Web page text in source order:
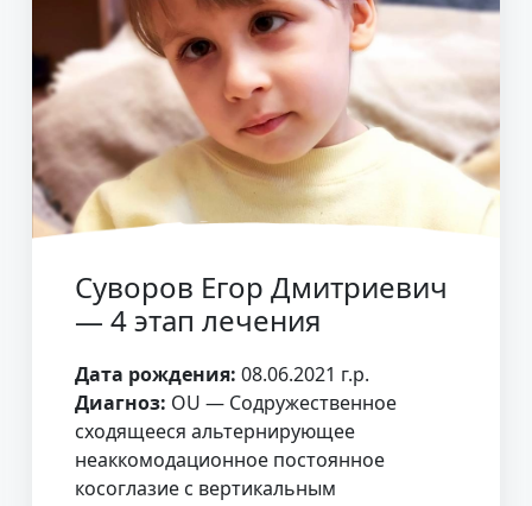
Суворов Егор Дмитриевич
— 4 этап лечения
Дата рождения: 08.06.2021 г.р.
Диагноз: OU — Содружественное
сходящееся альтернирующее
неаккомодационное постоянное
косоглазие с вертикальным